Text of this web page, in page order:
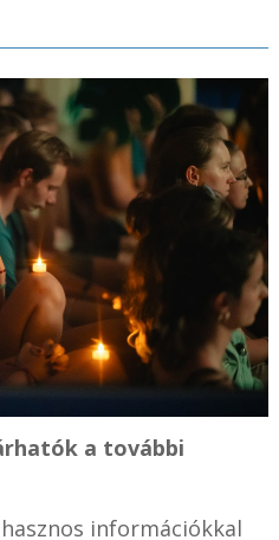
a további
információkkal